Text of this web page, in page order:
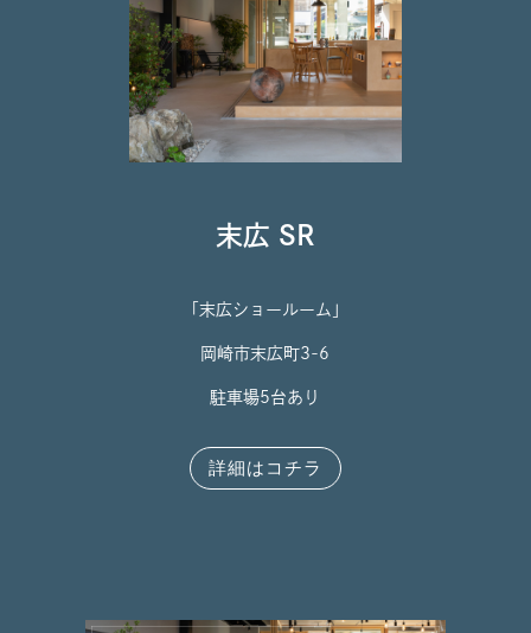
末広 SR
「末広ショールーム」
岡崎市末広町3-6
駐車場5台あり
詳細はコチラ